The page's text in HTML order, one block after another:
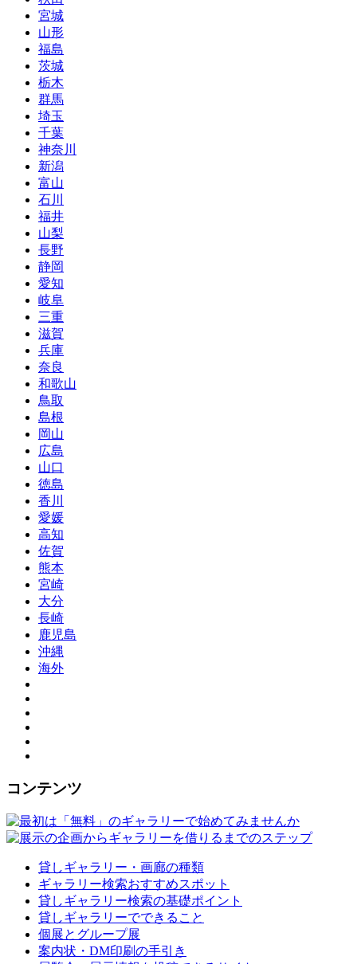
宮城
山形
福島
茨城
栃木
群馬
埼玉
千葉
神奈川
新潟
富山
石川
福井
山梨
長野
静岡
愛知
岐阜
三重
滋賀
兵庫
奈良
和歌山
鳥取
島根
岡山
広島
山口
徳島
香川
愛媛
高知
佐賀
熊本
宮崎
大分
長崎
鹿児島
沖縄
海外
コンテンツ
貸しギャラリー・画廊の種類
ギャラリー検索おすすめスポット
貸しギャラリー検索の基礎ポイント
貸しギャラリーでできること
個展とグループ展
案内状・DM印刷の手引き